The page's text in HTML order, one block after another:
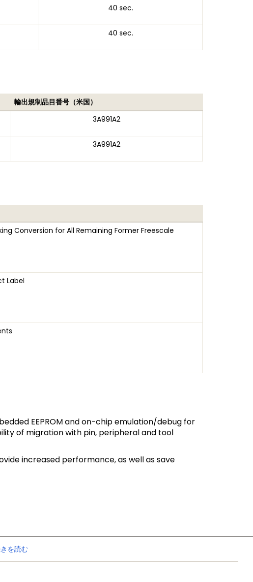
40 sec.
40 sec.
輸出規制品目番号（米国）
3A991A2
3A991A2
Conversion for All Remaining Former Freescale
Label
EEPROM and on-chip emulation/debug for
of migration with pin, peripheral and tool
increased performance, as well as save
を読む